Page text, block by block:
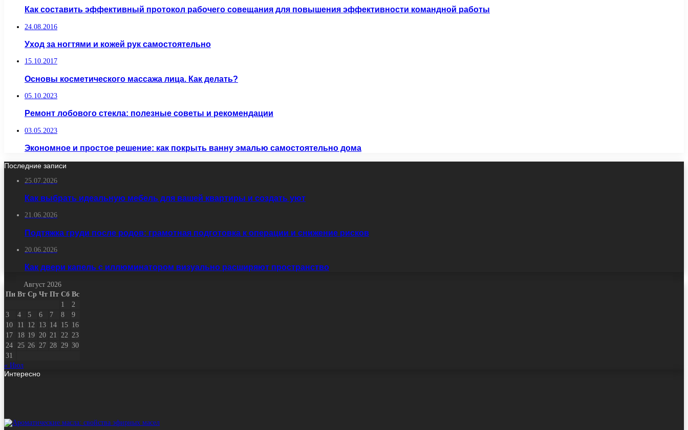
Как составить эффективный протокол рабочего совещания для повышения эффективности командной работы
24.08.2016
Уход за ногтями и кожей рук самостоятельно
15.10.2017
Основы косметического массажа лица. Как делать?
05.10.2023
Ремонт лобового стекла: полезные советы и рекомендации
03.05.2023
Экономное и простое решение: как покрыть ванну эмалью самостоятельно дома
Последние записи
25.07.2026
Как выбрать идеальную мебель для вашей квартиры и создать уют
21.06.2026
Подтяжка груди после родов: грамотная подготовка к операции и снижение рисков
20.06.2026
Как двери капель с иллюминатором визуально расширяют пространство
Август 2026
Пн Вт Ср Чт Пт Сб Вс
1
2
3
4 5 6 7 8
9
10
11 12 13 14 15 16
17
18 19 20 21 22 23
24
25 26 27 28 29 30
31
« Июл
Интересно